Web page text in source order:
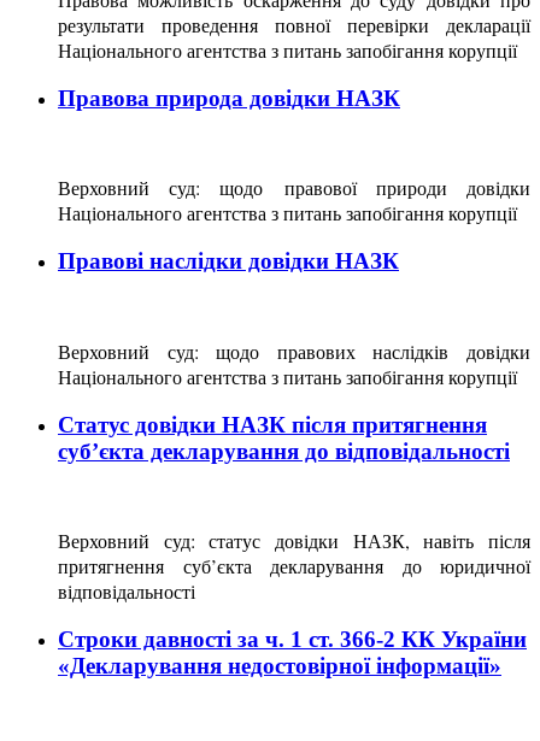
результати проведення повної перевірки декларації
Національного агентства з питань запобігання корупції
Правова природа довідки НАЗК
Верховний суд: щодо
правової природи довідки
Національного агентства з питань запобігання корупції
Правові наслідки довідки НАЗК
Верховний суд: щодо правових наслідків довідки
Національного агентства з питань запобігання корупції
Статус довідки НАЗК після притягнення
суб’єкта декларування до відповідальності
Верховний суд: статус довідки НАЗК, навіть після
притягнення суб’єкта декларування до юридичної
відповідальності
Строки давності за ч. 1 ст. 366-2 КК України
«Декларування недостовірної інформації»